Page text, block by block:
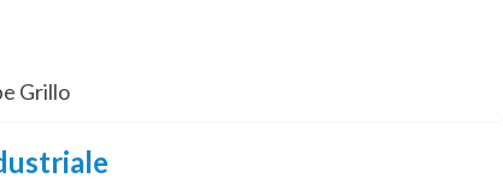
Grillo